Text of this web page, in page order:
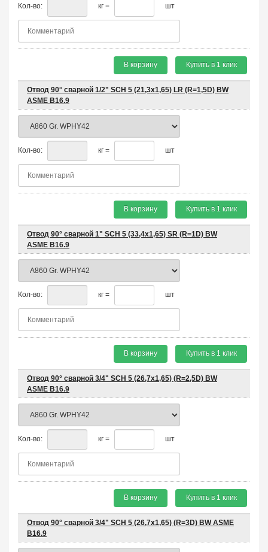
Кол-во: кг = шт
В корзину Купить в 1 клик
Отвод 90° сварной 1/2" SCH 5 (21,3х1,65) LR (R=1,5D) BW
ASME B16.9
Кол-во: кг = шт
В корзину Купить в 1 клик
Отвод 90° сварной 1" SCH 5 (33,4х1,65) SR (R=1D) BW
ASME B16.9
Кол-во: кг = шт
В корзину Купить в 1 клик
Отвод 90° сварной 3/4" SCH 5 (26,7х1,65) (R=2,5D) BW
ASME B16.9
Кол-во: кг = шт
В корзину Купить в 1 клик
Отвод 90° сварной 3/4" SCH 5 (26,7х1,65) (R=3D) BW ASME
B16.9